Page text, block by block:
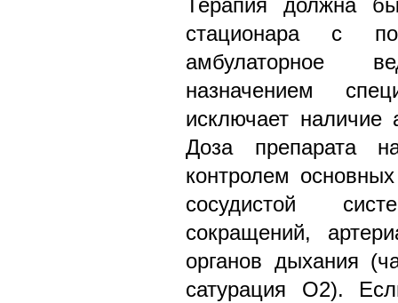
Терапия должна
стационара с
амбулаторное
назначением
исключает наличие
Доза препарата
контролем
сосудистой
сокращений,
органов дыхания
сатурация O2).